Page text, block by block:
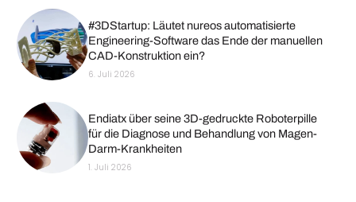
#3DStartup: Läutet nureos automatisierte
Engineering-Software das Ende der manuellen
CAD-Konstruktion ein?
6. Juli 2026
Endiatx über seine 3D-gedruckte Roboterpille
für die Diagnose und Behandlung von Magen-
Darm-Krankheiten
1. Juli 2026